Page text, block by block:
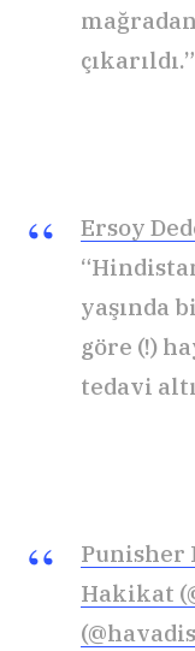
çıkarıldı.”
Ersoy
yaşında
göre (!)
tedavi
Punisher
Hakikat